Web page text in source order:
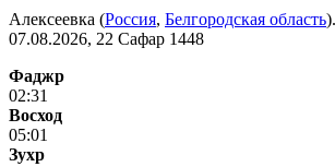
Алексеевка (Россия, Белгородская область
07.08.2026, 22 Сафар 1448
Фаджр
02:31
Восход
05:01
Зухр